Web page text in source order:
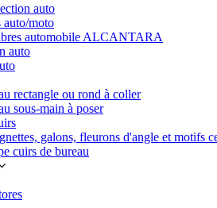
auto
auto/moto
automobile ALCANTARA
auto
rectangle ou rond à coller
sous-main à poser
galons, fleurons d'angle et motifs
cuirs de bureau